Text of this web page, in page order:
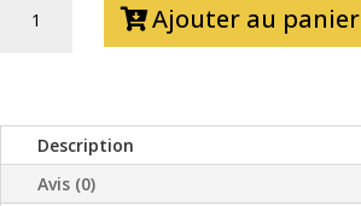
EXTRACTEURS
ARRONDIS
ET
DIVERS
Ajouter au panier
Description
Avis (0)